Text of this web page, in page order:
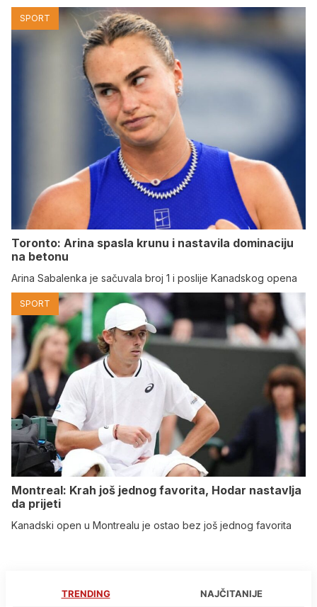
SPORT
Toronto: Arina spasla krunu i nastavila dominaciju
na betonu
Arina Sabalenka je sačuvala broj 1 i poslije Kanadskog opena
SPORT
Montreal: Krah još jednog favorita, Hodar nastavlja
da prijeti
Kanadski open u Montrealu je ostao bez još jednog favorita
TRENDING NAJČITANIJE